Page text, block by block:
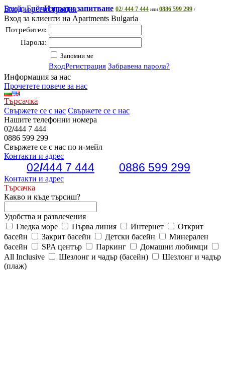
Брийз БийчИзпрати запитване 02/ 444 7 444 или 0886 599 299 /
Вход и регистрация
Вход за клиенти на Apartments Bulgaria
Потребител:
Парола:
Запомни ме
ВходРегистрация Забравена парола?
Информация за нас
Прочетете повече за нас
Търсачка
Свържете се с нас Свържете се с нас
Нашите телефонни номера
02/444 7 444
0886 599 299
Свържете се с нас по и-мейл
Контакти и адрес
02/444 7 444 0886 599 299
Контакти и адрес
Търсачка
Какво и къде търсиш?
Удобства и развлечения
Гледка море
Първа линия Интернет
Открит
басейн
Закрит басейн Детски басейн
Минерален
басейн
SPA център Паркинг
Домашни любимци
All Inclusive
Шезлонг и чадър (басейн)
Шезлонг и чадър
(плаж)